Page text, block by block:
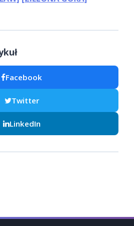
Facebook
Twitter
LinkedIn